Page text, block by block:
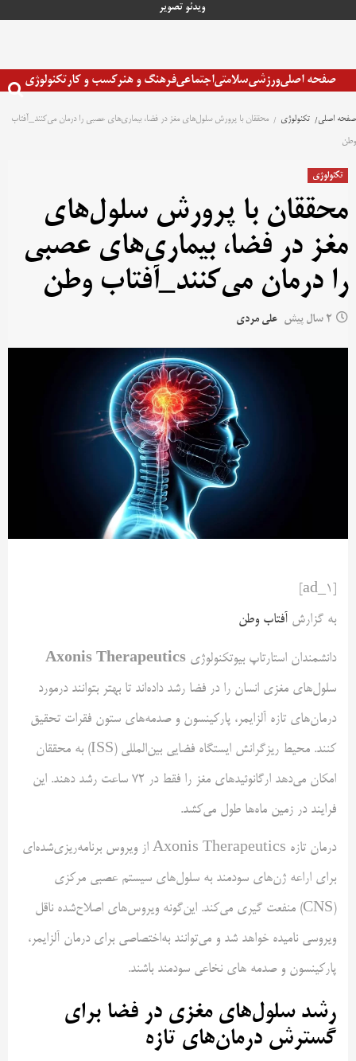
ویدئو تصویر
صفحه اصلیورزشیسلامتیاجتماعیفرهنگ و هنرکسب و کارتکنولوژی
صفحه اصلی تکنولوژی
محققان با پرورش سلول‌های مغز در فضا، بیماری‌های عصبی را درمان می‌کنند_آفتاب
وطن
تکنولوژی
محققان با پرورش سلول‌های
مغز در فضا، بیماری‌های عصبی
را درمان می‌کنند_آفتاب وطن
2 سال پیش علی مردی
به گزارش آفتاب وطن
دانشمندان استارتاپ بیوتکنولوژی Axonis Therapeutics
سلول‌های مغزی انسان را در فضا رشد داده‌اند تا بهتر بتوانند درمورد
درمان‌های تازه آلزایمر، پارکینسون و صدمه‌های ستون فقرات تحقیق
کنند. محیط ریزگرانش ایستگاه فضایی بین‌المللی (ISS) به محققان
امکان می‌دهد ارگانوئیدهای مغز را فقط در 72 ساعت رشد دهند. این
فرایند در زمین ماه‌ها طول می‌کشد.
درمان تازه Axonis Therapeutics از ویروس برنامه‌ریزی‌شده‌ای
برای اراعه ژن‌های سودمند به سلول‌های سیستم عصبی مرکزی
(CNS) منفعت گیری می‌کند. این‌گونه ویروس‌های اصلاح‌شده ناقل
ویروسی نامیده خواهد شد و می‌توانند به‌اختصاصی برای درمان آلزایمر،
پارکینسون و صدمه های نخاعی سودمند باشند.
رشد سلول‌های مغزی در فضا برای
گسترش درمان‌های تازه